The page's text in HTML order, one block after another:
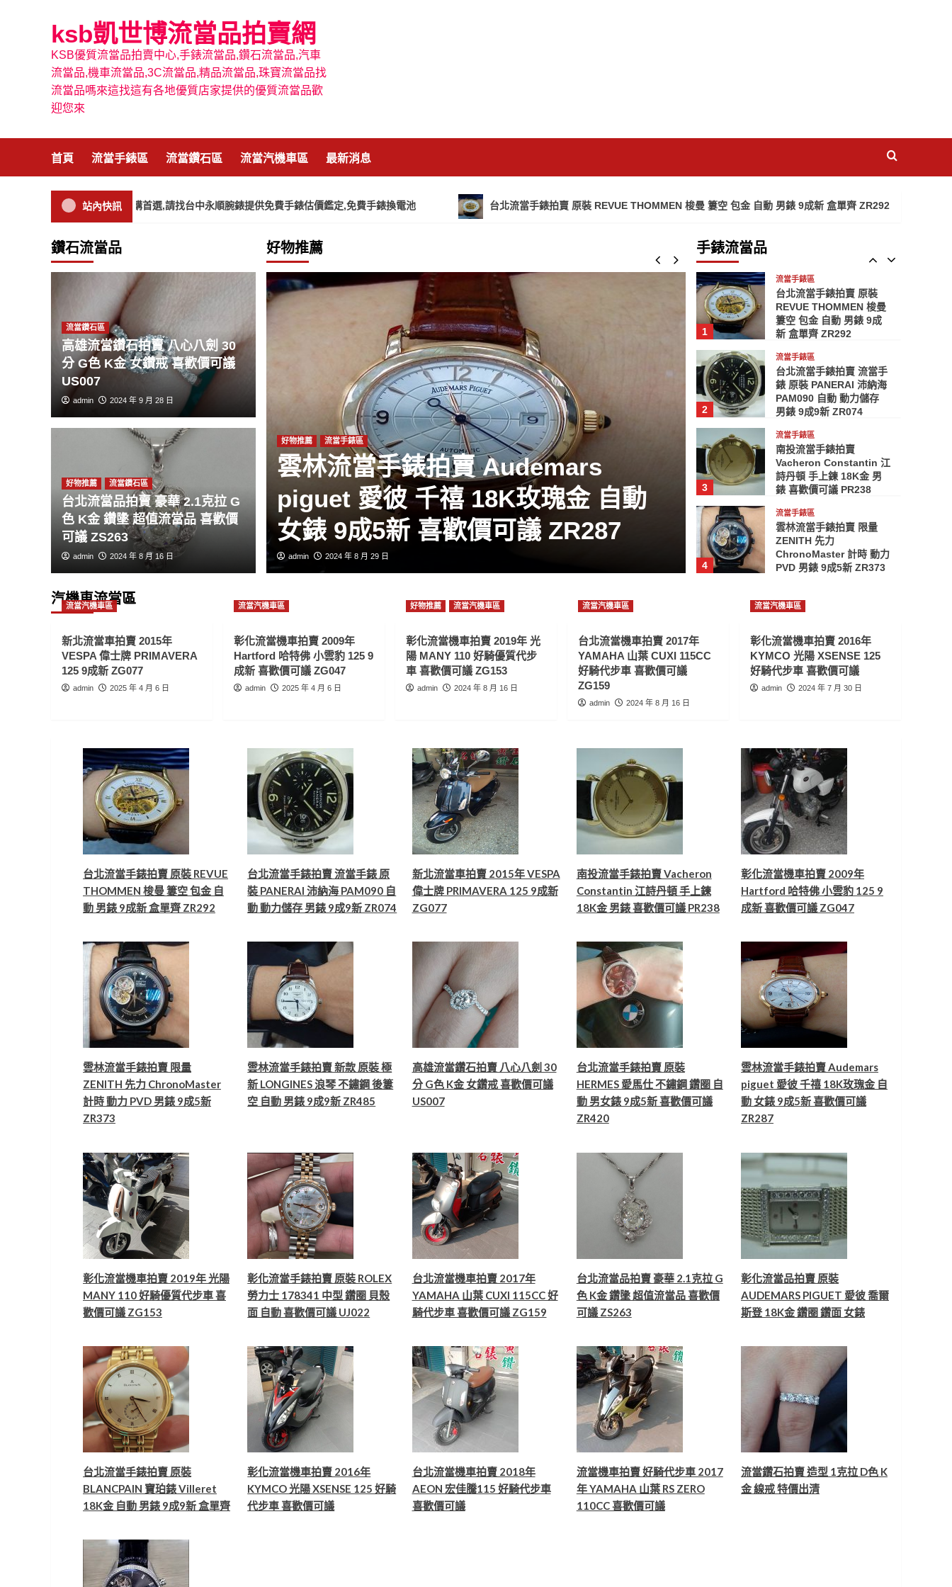
ksb凱世博流當品拍賣網
KSB優質流當品拍賣中心,手錶流當品,鑽石流當品,汽車
流當品,機車流當品,3C流當品,精品流當品,珠寶流當品找
流當品嗎來這找這有各地優質店家提供的優質流當品歡
迎您來
首頁 流當手錶區 流當鑽石區 流當汽機車區 最新消息
站內快訊
專業，南投手錶收購首選,請找台中永順腕錶提供免費手錶估價鑑定,免費手錶換電池 台北流當手錶拍賣 原裝 REVUE THOMMEN 梭曼 簍空 包金 自動 男錶 9成新 盒單齊 ZR292
好物推薦
珀錶 Villeret 18K金
9新 盒單齊
好物推薦 流當手錶區
雲林流當手錶拍賣 Audemars
piguet 愛彼 千禧 18K玫瑰金 自動
女錶 9成5新 喜歡價可議 ZR287
admin 2024 年 8 月 29 日
好物推薦 流當汽機車區
彰化流當機車拍賣
MANY 110 好騎優質
可議 ZG153
admin 2024 年 8 月 16 日
鑽石流當品
流當鑽石區
高雄流當鑽石拍賣 八心八劍 30
分 G色 K金 女鑽戒 喜歡價可議
US007
admin 2024 年 9 月 28 日
好物推薦 流當鑽石區
台北流當品拍賣 豪華 2.1克拉 G
色 K金 鑽墬 超值流當品 喜歡價
可議 ZS263
admin 2024 年 8 月 16 日
手錶流當品
4
雲林流當手錶拍賣 限量
PVD 男錶 9成5新 ZR373
5
流當手錶區
1
流當手錶區
台北流當手錶拍賣 原裝
REVUE THOMMEN 梭曼
簍空 包金 自動 男錶 9成
新 盒單齊 ZR292
2
流當手錶區
台北流當手錶拍賣 流當手
錶 原裝 PANERAI 沛納海
PAM090 自動 動力儲存
男錶 9成9新 ZR074
3
流當手錶區
南投流當手錶拍賣
Vacheron Constantin 江
詩丹頓 手上鍊 18K金 男
錶 喜歡價可議 PR238
4
流當手錶區
雲林流當手錶拍賣 限量
ZENITH 先力
ChronoMaster 計時 動力
PVD 男錶 9成5新 ZR373
雲林流當手錶拍賣 新款 原
9成9新 ZR485
流當手錶區
台北流當手錶拍賣 原裝
流當手錶區
台北流當手錶拍賣 流當手
錶 原裝 PANERAI 沛納海
PAM090 自動 動力儲存
男錶 9成9新 ZR074
3
流當手錶區
南投流當手錶拍賣
Vacheron Constantin 江
詩丹頓 手上鍊 18K金 男
錶 喜歡價可議 PR238
流當手錶區
雲林流當手錶拍賣 限量
ChronoMaster 計時 動力
PVD 男錶 9成5新 ZR373
流當手錶區
雲林流當手錶拍賣 新款 原
裝 極新 LONGINES 浪琴
不鏽鋼 後簍空 自動 男錶
9成9新 ZR485
汽機車流當區
流當汽機車區
新北流當車拍賣 2015年
VESPA 偉士牌 PRIMAVERA
125 9成新 ZG077
admin 2025 年 4 月 6 日
流當汽機車區
彰化流當機車拍賣 2009年
Hartford 哈特佛 小雲豹 125 9
成新 喜歡價可議 ZG047
admin 2025 年 4 月 6 日
好物推薦 流當汽機車區
彰化流當機車拍賣 2019年 光
陽 MANY 110 好騎優質代步
車 喜歡價可議 ZG153
admin 2024 年 8 月 16 日
流當汽機車區
台北流當機車拍賣 2017年
YAMAHA 山葉 CUXI 115CC
好騎代步車 喜歡價可議
ZG159
admin 2024 年 8 月 16 日
流當汽機車區
彰化流當機車拍賣 2016年
KYMCO 光陽 XSENSE 125
好騎代步車 喜歡價可議
admin 2024 年 7 月 30 日
台北流當手錶拍賣 原裝 REVUE
THOMMEN 梭曼 簍空 包金 自
動 男錶 9成新 盒單齊 ZR292
台北流當手錶拍賣 流當手錶 原
裝 PANERAI 沛納海 PAM090 自
動 動力儲存 男錶 9成9新 ZR074
新北流當車拍賣 2015年 VESPA
偉士牌 PRIMAVERA 125 9成新
ZG077
南投流當手錶拍賣 Vacheron
Constantin 江詩丹頓 手上鍊
18K金 男錶 喜歡價可議 PR238
彰化流當機車拍賣 2009年
Hartford 哈特佛 小雲豹 125 9
成新 喜歡價可議 ZG047
雲林流當手錶拍賣 限量
ZENITH 先力 ChronoMaster
計時 動力 PVD 男錶 9成5新
ZR373
雲林流當手錶拍賣 新款 原裝 極
新 LONGINES 浪琴 不鏽鋼 後簍
空 自動 男錶 9成9新 ZR485
高雄流當鑽石拍賣 八心八劍 30
分 G色 K金 女鑽戒 喜歡價可議
US007
台北流當手錶拍賣 原裝
HERMES 愛馬仕 不鏽鋼 鑽圈 自
動 男女錶 9成5新 喜歡價可議
ZR420
雲林流當手錶拍賣 Audemars
piguet 愛彼 千禧 18K玫瑰金 自
動 女錶 9成5新 喜歡價可議
ZR287
彰化流當機車拍賣 2019年 光陽
MANY 110 好騎優質代步車 喜
歡價可議 ZG153
彰化流當手錶拍賣 原裝 ROLEX
勞力士 178341 中型 鑽圈 貝殼
面 自動 喜歡價可議 UJ022
台北流當機車拍賣 2017年
YAMAHA 山葉 CUXI 115CC 好
騎代步車 喜歡價可議 ZG159
台北流當品拍賣 豪華 2.1克拉 G
色 K金 鑽墬 超值流當品 喜歡價
可議 ZS263
彰化流當品拍賣 原裝
AUDEMARS PIGUET 愛彼 喬爾
斯登 18K金 鑽圈 鑽面 女錶
台北流當手錶拍賣 原裝
BLANCPAIN 寶珀錶 Villeret
18K金 自動 男錶 9成9新 盒單齊
彰化流當機車拍賣 2016年
KYMCO 光陽 XSENSE 125 好騎
代步車 喜歡價可議
台北流當機車拍賣 2018年
AEON 宏佳騰115 好騎代步車
喜歡價可議
流當機車拍賣 好騎代步車 2017
年 YAMAHA 山葉 RS ZERO
110CC 喜歡價可議
流當鑽石拍賣 造型 1克拉 D色 K
金 線戒 特價出清